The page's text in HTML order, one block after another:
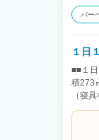
バー
１日
■■１
積273
（寝
1名と
海 房
ーを